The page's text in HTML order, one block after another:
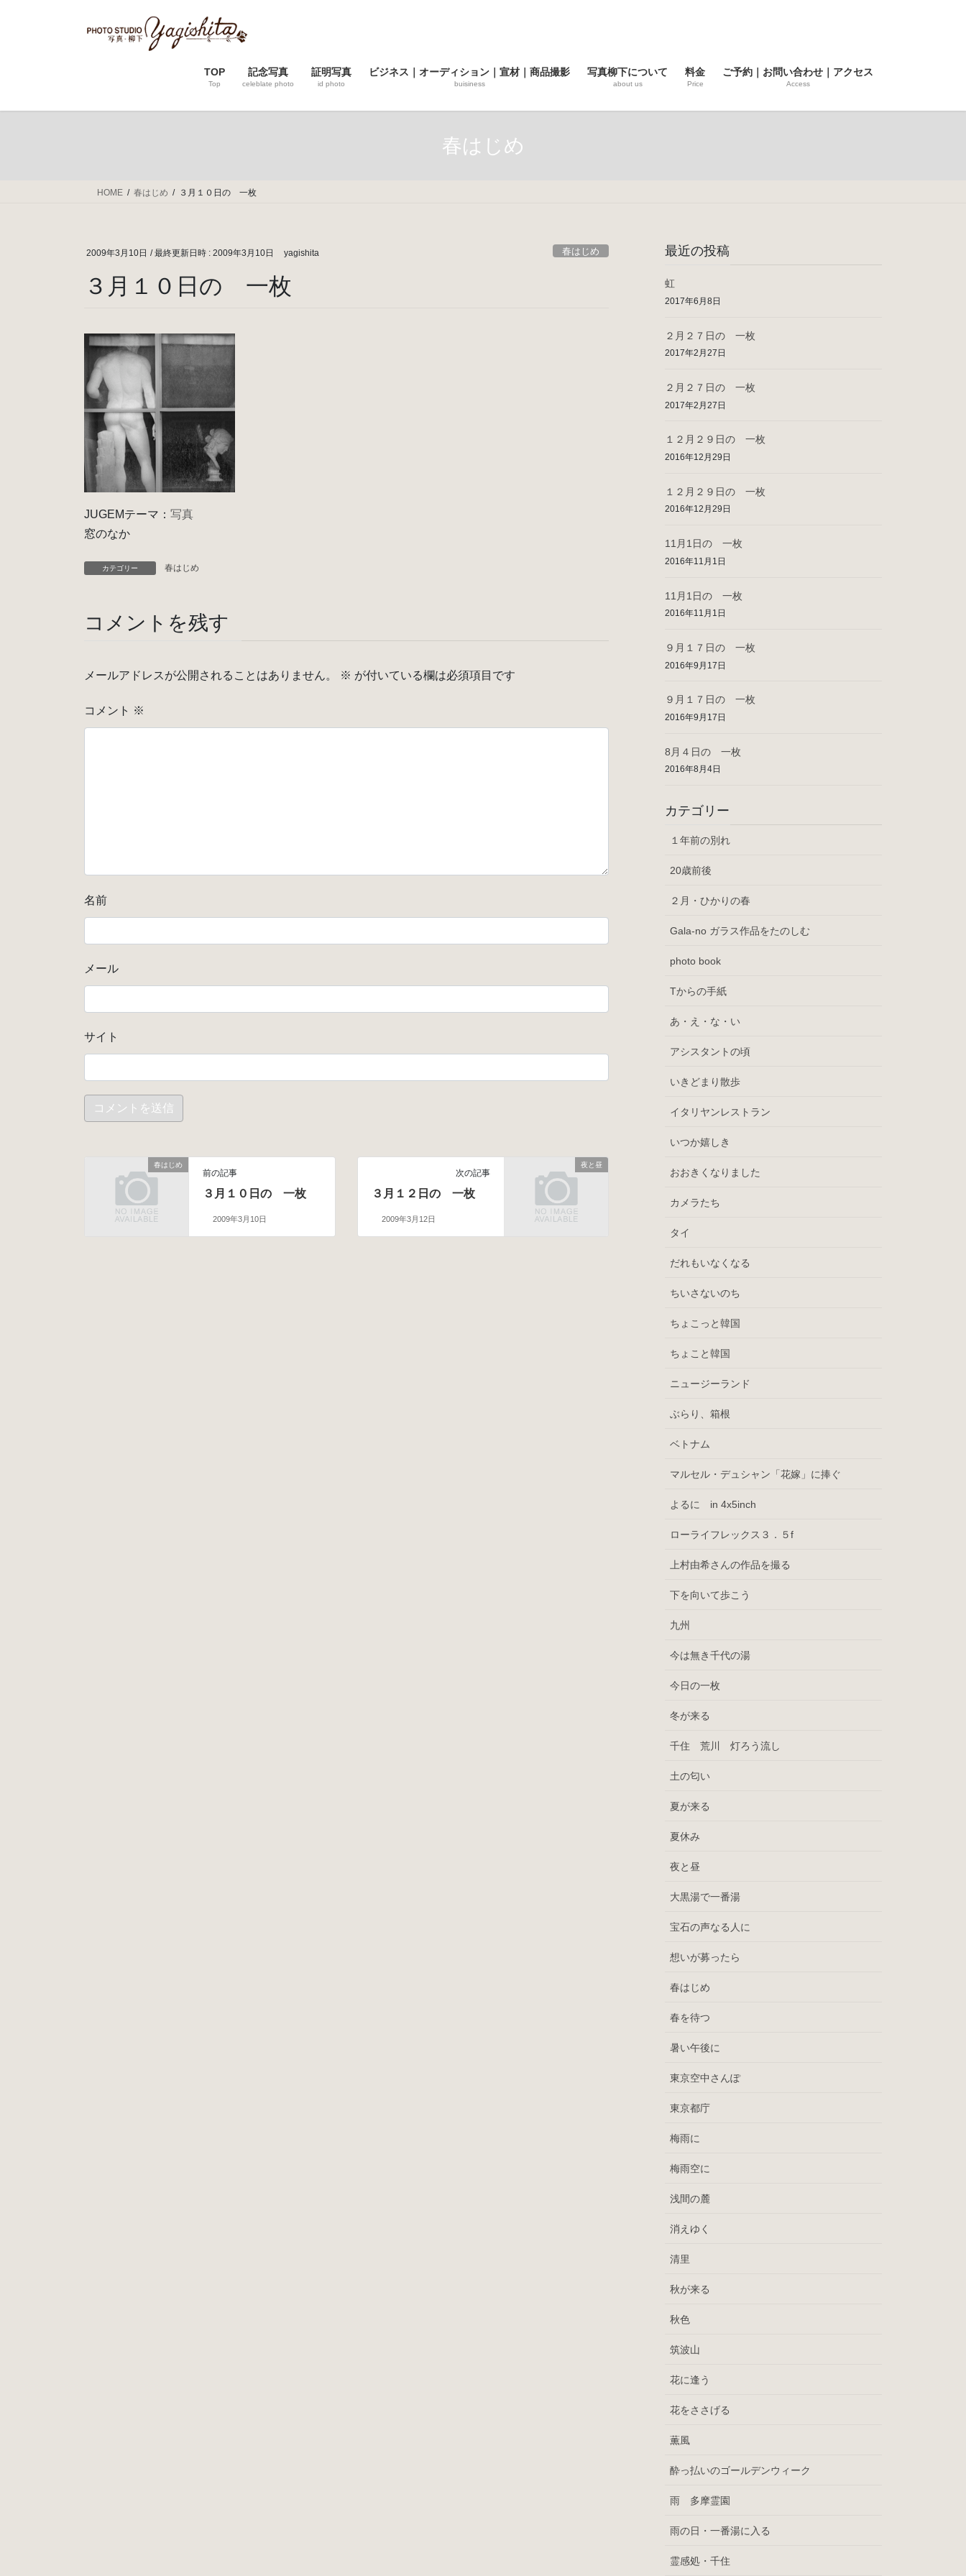
ス
ン
TOP
Top
記念写真
celeblate photo
証明写真
id photo
ビジネス｜オーディション｜宣材｜商品撮影
buisiness
写真柳下について
about us
料金
Price
ご予約｜お問い合わせ｜アクセス
Access
春はじめ
HOME 春はじめ ３月１０日の 一枚
2009年3月10日 / 最終更新日時 : 2009年3月10日 yagishita 春はじめ
３月１０日の 一枚
JUGEMテーマ： 写真
窓のなか
カテゴリー 春はじめ
コメントを残す
メールアドレスが公開されることはありません。 ※ が付いている欄は必須項目です
コメント ※
名前
メール
サイト
春はじめ
前の記事
３月１０日の 一枚
2009年3月10日
夜と昼
次の記事
３月１２日の 一枚
2009年3月12日
最近の投稿
虹
2017年6月8日
２月２７日の 一枚
2017年2月27日
２月２７日の 一枚
2017年2月27日
１２月２９日の 一枚
2016年12月29日
１２月２９日の 一枚
2016年12月29日
11月1日の 一枚
2016年11月1日
11月1日の 一枚
2016年11月1日
９月１７日の 一枚
2016年9月17日
９月１７日の 一枚
2016年9月17日
8月４日の 一枚
2016年8月4日
カテゴリー
１年前の別れ
20歳前後
２月・ひかりの春
Gala-no ガラス作品をたのしむ
photo book
Tからの手紙
あ・え・な・い
アシスタントの頃
いきどまり散歩
イタリヤンレストラン
いつか嬉しき
おおきくなりました
カメラたち
タイ
だれもいなくなる
ちいさないのち
ちょこっと韓国
ちょこと韓国
ニュージーランド
ぶらり、箱根
ベトナム
マルセル・デュシャン「花嫁」に捧ぐ
よるに in 4x5inch
ローライフレックス３．５f
上村由希さんの作品を撮る
下を向いて歩こう
九州
今は無き千代の湯
今日の一枚
冬が来る
千住 荒川 灯ろう流し
土の匂い
夏が来る
夏休み
夜と昼
大黒湯で一番湯
宝石の声なる人に
想いが募ったら
春はじめ
春を待つ
暑い午後に
東京空中さんぽ
東京都庁
梅雨に
梅雨空に
浅間の麓
消えゆく
清里
秋が来る
秋色
筑波山
花に逢う
花をささげる
薫風
酔っ払いのゴールデンウィーク
雨 多摩霊園
雨の日・一番湯に入る
霊感処・千住